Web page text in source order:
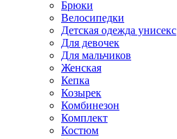
Брюки
Велосипедки
Детская одежда унисекс
Для девочек
Для мальчиков
Женская
Кепка
Козырек
Комбинезон
Комплект
Костюм